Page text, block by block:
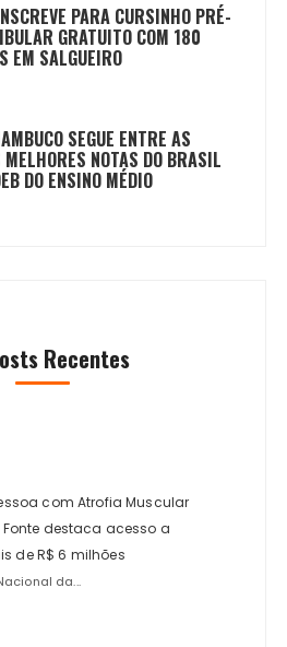
PARA CURSINHO PRÉ-
GRATUITO COM 180
EM SALGUEIRO
SEGUE ENTRE AS
MELHORES NOTAS DO BRASIL
DO ENSINO MÉDIO
Recentes
com Atrofia Muscular
destaca acesso a
de R$ 6 milhões
da...